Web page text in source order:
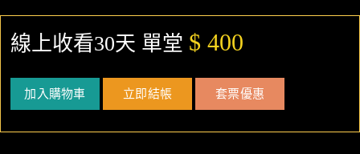
線上收看30天 單堂 $ 400
加入購物車 立即結帳 套票優惠